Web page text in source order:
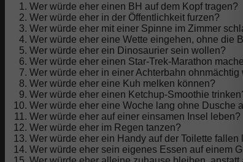
Wer würde eher einen BH auf dem Kopf tragen?
Wer würde eher in der Öffentlichkeit furzen?
Wer würde eher mit einer Spinne im Zimmer
Wer würde eher eine Wette eingehen, ohne die
Wer würde eher ein Dinosaurier sein wollen?
Wer würde eher einen Star-Trek-Marathon
Wer würde eher in einer Achterbahn ohnmächtig
Wer würde eher eine Kuh melken können?
Wer würde eher einen Ketchup-Smoothie
Wer würde eher eine Woche lang ohne Dusche
Wer würde eher auf einer einsamen Insel leben?
Wer würde eher im Regen tanzen?
Wer würde eher ein Handy auf der Toilette fallen
Wer würde eher sein eigenes Essen auf einem